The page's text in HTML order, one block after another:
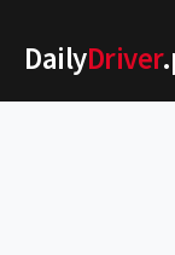
DailyDriver